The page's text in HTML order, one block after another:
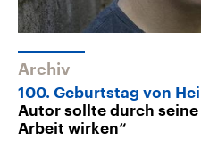
Archiv
100. Geburtstag von
Autor sollte durch
Arbeit wirken“